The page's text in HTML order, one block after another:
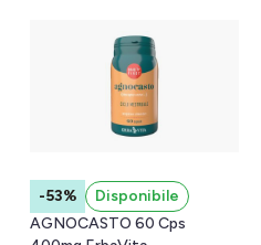
-53%
Disponibile
AGNOCASTO 60 Cps